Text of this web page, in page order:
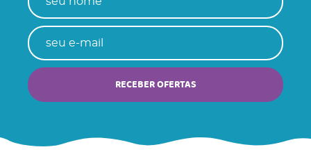
RECEBER OFERTAS